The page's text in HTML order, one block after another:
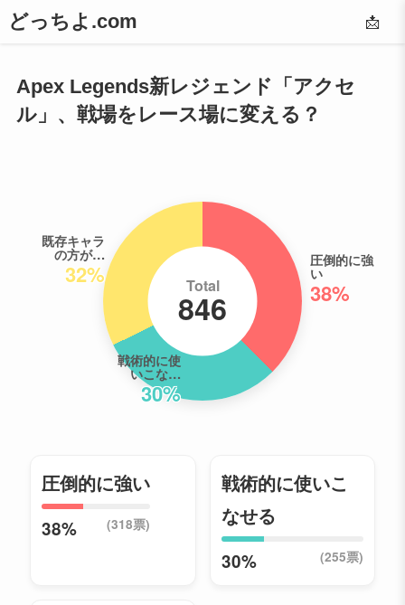
どっちよ.com 📩
Apex Legends新レジェンド「アクセ
ル」、戦場をレース場に変える？
圧倒的に強
い
38%
戦術的に使
いこな…
30%
既存キャラ
の方が…
32% Total
846
圧倒的に強い
38% (318票)
戦術的に使いこ
なせる
30% (255票)